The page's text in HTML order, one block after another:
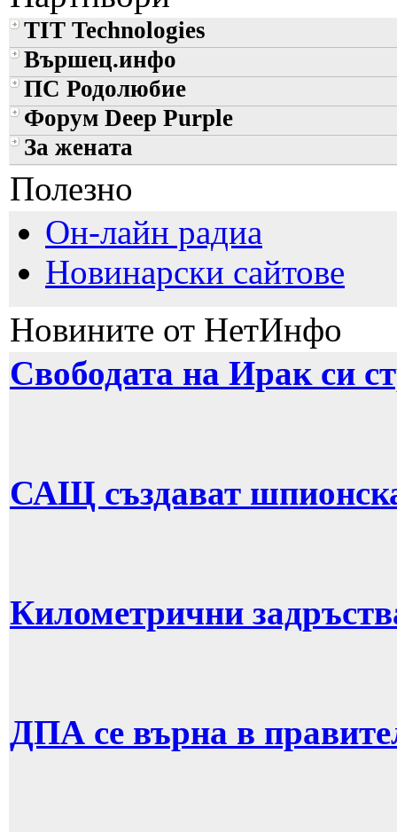
TIT Technologies
Вършец.инфо
ПС Родолюбие
Форум Deep Purple
За жената
Полезно
Он-лайн радиа
Новинарски сайтове
Новините от НетИнфо
Свободата на Ирак си
САЩ създават
Километрични
ДПА се върна в